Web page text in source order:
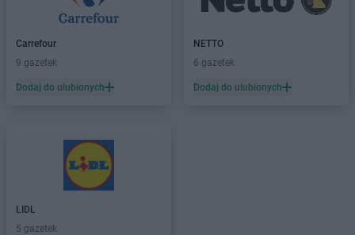
Carrefour
9 gazetek
Dodaj do ulubionych
NETTO
6 gazetek
Dodaj do ulubionych
LIDL
5 gazetek